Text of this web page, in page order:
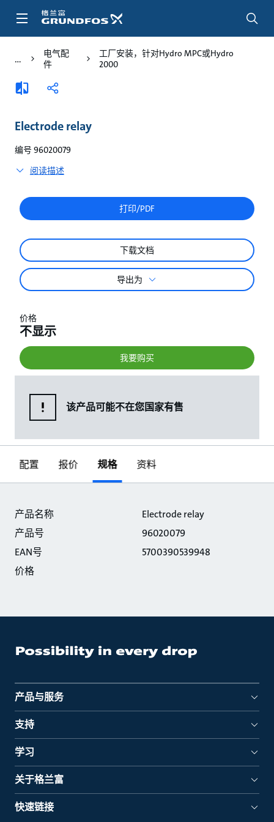
电气配
件
工厂安装，针对Hydro MPC或Hydro
2000
添
加
较
分
Electrode relay
编号 96020079
阅读描述
打印/PDF
下载文档
导出为
价格
不显示
我要购买
该产品可能不在您国家有售
配置 报价 规格 资料
产品名称
Electrode relay
产品号
96020079
EAN号
5700390539948
价格
产品与服务
支持
学习
关于格兰富
快速链接